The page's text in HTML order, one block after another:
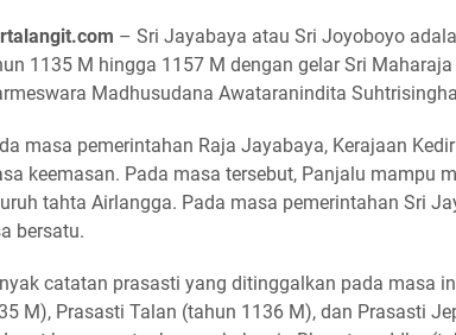
– Sri Jayabaya atau Sri Joyoboyo
1135 M hingga 1157 M dengan gelar Sri
Madhusudana Awataranindita
masa pemerintahan Raja Jayabaya, Kerajaan
keemasan. Pada masa tersebut, Panjalu mampu
tahta Airlangga. Pada masa pemerintahan Sri
bersatu.
catatan prasasti yang ditinggalkan pada masa
M), Prasasti Talan (tahun 1136 M), dan Prasasti